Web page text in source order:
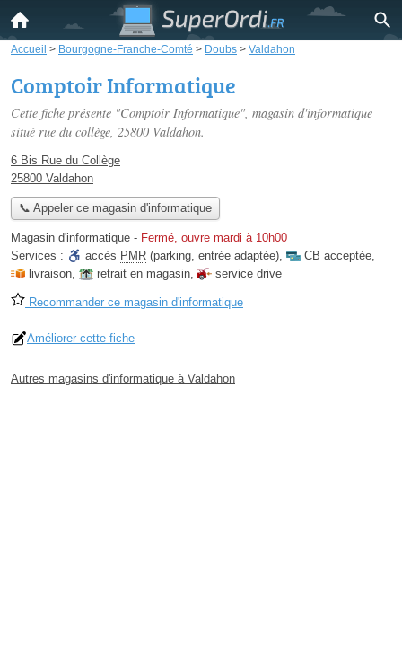
Accueil > Bourgogne-Franche-Comté > Doubs > Valdahon
Comptoir Informatique
Cette fiche présente "Comptoir Informatique", magasin d'informatique
situé rue du collège, 25800 Valdahon.
6 Bis Rue du Collège
25800 Valdahon
📞 Appeler ce magasin d'informatique
Magasin d'informatique - Fermé, ouvre mardi à 10h00
Services :
accès PMR (parking, entrée adaptée), CB acceptée,
livraison, retrait en magasin, service drive
Recommander ce magasin d'informatique
Améliorer cette fiche
Autres magasins d'informatique à Valdahon